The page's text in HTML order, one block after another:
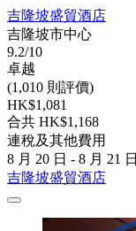
吉隆坡盛貿酒店
吉隆坡市中心
9.2/10
卓越
(1,010 則評價)
HK$1,081
合共 HK$1,168
連稅及其他費用
8 月 20 日 - 8 月 21 日
吉隆坡盛貿酒店